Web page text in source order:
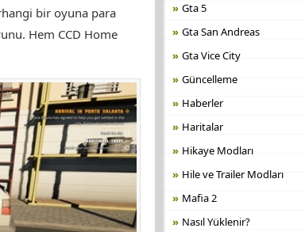
bir oyuna para
Hem CCD Home
Gta 5
Gta San Andreas
Gta Vice City
Güncelleme
Haberler
Haritalar
Hikaye Modları
Hile ve Trailer Modları
Mafia 2
Nasıl Yüklenir?